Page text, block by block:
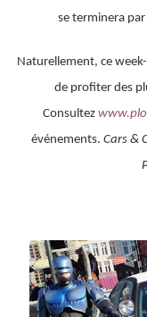
se terminera
Naturellement, ce
de profiter des
Consultez
événements. Cars &